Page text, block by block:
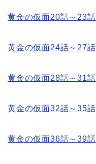
黄金の仮面20話～23話
黄金の仮面24話～27話
黄金の仮面28話～31話
黄金の仮面32話～35話
黄金の仮面36話～39話